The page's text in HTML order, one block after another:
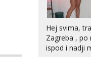
Hej svima,
Zagreba , po
ispod i nadji